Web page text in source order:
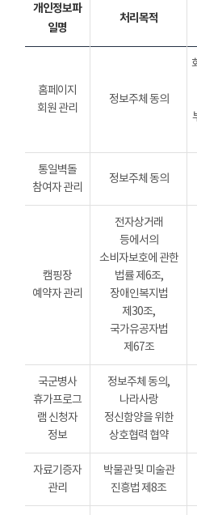
개인정보파
일명
처리목적
홈페이지
회원 관리
정보주체 동의
통일벽돌
참여자 관리
정보주체 동의
캠핑장
예약자 관리
전자상거래
등에서의
소비자보호에 관한
법률 제6조,
장애인복지법
제30조,
국가유공자법
제67조
국군병사
휴가프로그
램 신청자
정보
정보주체 동의,
나라사랑
정신함양을 위한
상호협력 협약
자료기증자
관리
박물관 및 미술관
진흥법 제8조